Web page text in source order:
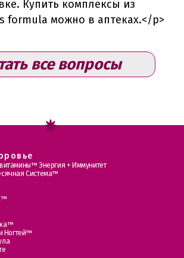
Купить комплексы из
formula можно в аптеках.</p>
все вопросы
Энергия + Иммунитет
Система™
Ногтей™